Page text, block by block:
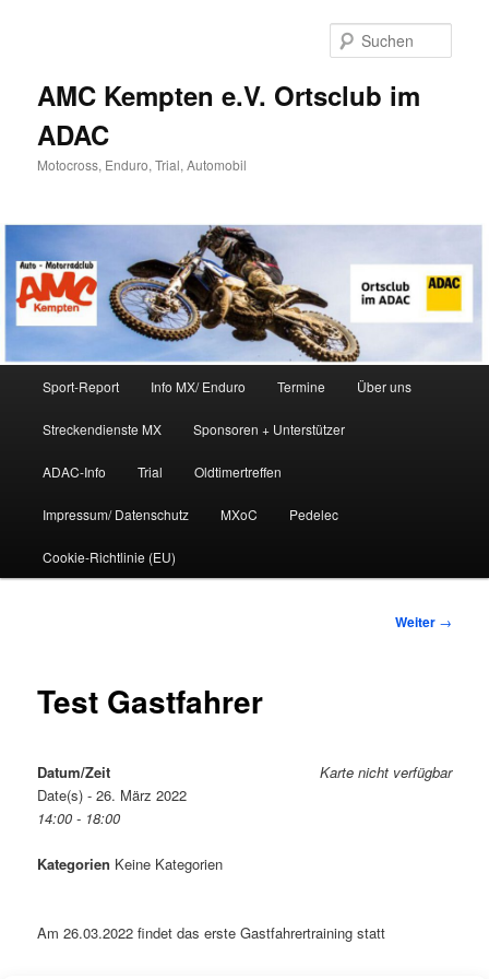
AMC Kempten e.V. Ortsclub im
ADAC
Motocross, Enduro, Trial, Automobil
Sport-Report Info MX/ Enduro Termine Über uns
Streckendienste MX Sponsoren + Unterstützer
ADAC-Info Trial Oldtimertreffen
Impressum/ Datenschutz MXoC Pedelec
Cookie-Richtlinie (EU)
Beitrags-
Weiter →
Test Gastfahrer
Karte nicht verfügbar
Datum/Zeit
Date(s) - 26. März 2022
14:00 - 18:00
Kategorien Keine Kategorien
Am 26.03.2022 findet das erste Gastfahrertraining statt